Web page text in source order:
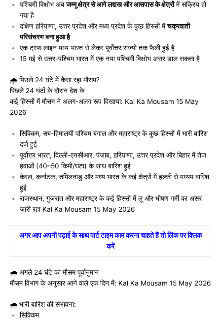
पश्चिमी विक्षोभ अबजम्मू क्षेत्र से आगे लद्दाख और आसपास के क्षेत्रोंमें सक्रिय हो
गया है
दक्षिण हरियाणा, उत्तर प्रदेश और मध्य प्रदेश के कुछ हिस्सों मेंचक्रवाती
परिसंचरण बना हुआ है
एक ट्रफ लाइन मध्य भारत से लेकर पूर्वोत्तर राज्यों तक फैली हुई है
15 मई से उत्तर-पश्चिम भारत में एक नया पश्चिमी विक्षोभ असर डाल सकता है
🌧️ पिछले 24 घंटे में कैसा रहा मौसम?
पिछले 24 घंटों के दौरान देश के
कई हिस्सों में मौसम ने अलग-अलग रूप दिखाया: Kal Ka Mousam 15 May
2026
सिक्किम, सब-हिमालयी पश्चिम बंगाल और महाराष्ट्र के कुछ हिस्सों में भारी बारिश
दर्ज हुई
पूर्वोत्तर भारत, दिल्ली-एनसीआर, पंजाब, हरियाणा, उत्तर प्रदेश और बिहार में तेज
हवाओं (40–50 किमी/घंटा) के साथ बारिश हुई
केरल, कर्नाटक, तमिलनाडु और मध्य भारत के कई क्षेत्रों में हल्की से मध्यम बारिश
हुई
राजस्थान, गुजरात और महाराष्ट्र के कई हिस्सों में लू और भीषण गर्मी का असर
जारी रहा Kal Ka Mousam 15 May 2026
अगर आप अपनी पढ़ाई के साथ पार्ट टाइम काम करना चाहते हैं तो लिंक पर क्लिक
करें
🌧️ अगले 24 घंटे का मौसम पूर्वानुमान
मौसम विभाग के अनुसार आने वाले एक दिन में: Kal Ka Mousam 15 May 2026
🌧️ भारी बारिश की संभावना:
सिक्किम